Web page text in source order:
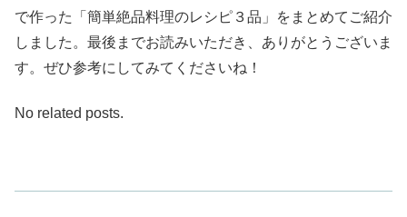
で作った「簡単絶品料理のレシピ３品」をまとめてご紹介
しました。最後までお読みいただき、ありがとうございま
す。ぜひ参考にしてみてくださいね！
No related posts.